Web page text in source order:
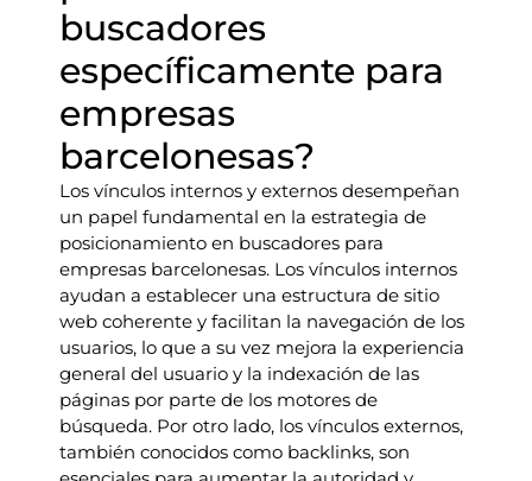
buscadores
específicamente para
empresas
barcelonesas?
Los vínculos internos y externos desempeñan
un papel fundamental en la estrategia de
posicionamiento en buscadores para
empresas barcelonesas. Los vínculos internos
ayudan a establecer una estructura de sitio
web coherente y facilitan la navegación de los
usuarios, lo que a su vez mejora la experiencia
general del usuario y la indexación de las
páginas por parte de los motores de
búsqueda. Por otro lado, los vínculos externos,
también conocidos como backlinks, son